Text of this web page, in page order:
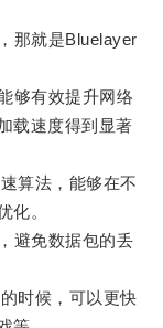
那就是Bluelayer
有效提升网络
载速度得到显著
算法，能够在不
化。
避免数据包的丢
时候，可以更快